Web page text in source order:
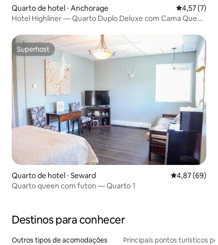
Quarto de hotel ⋅ Anchorage 4,57 de
4,57 (7)
Hotel Highliner — Quarto Duplo Deluxe com Cama Queen
Superhost
Superhost
Quarto de hotel ⋅ Seward 4,87 de uma
4,87 (69)
Quarto queen com futon — Quarto 1
Destinos para conhecer
Outros tipos de acomodações Principais pontos turísticos